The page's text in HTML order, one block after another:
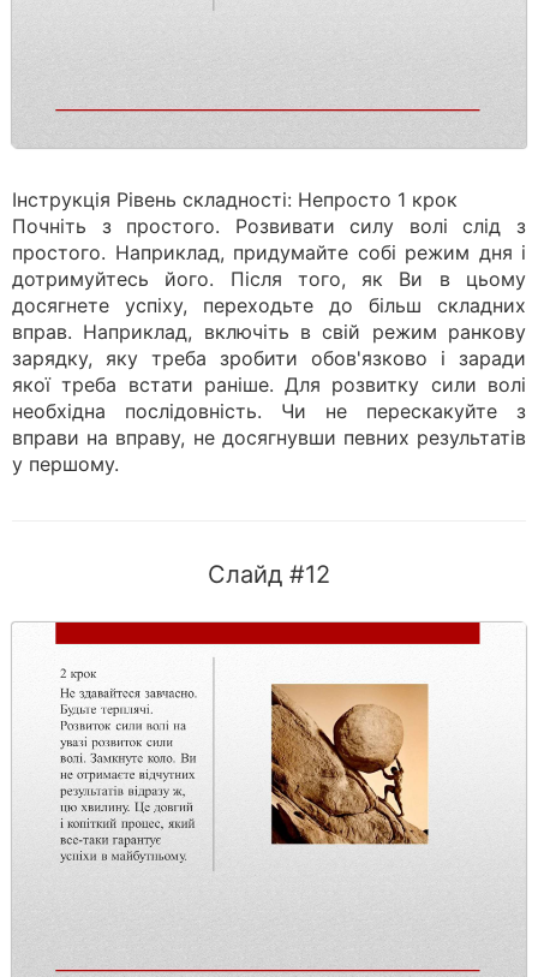
Інструкція Рівень складності: Непросто 1 крок
Почніть з простого. Розвивати силу волі слід з
простого. Наприклад, придумайте собі режим дня і
дотримуйтесь його. Після того, як Ви в цьому
досягнете успіху, переходьте до більш складних
вправ. Наприклад, включіть в свій режим ранкову
зарядку, яку треба зробити обов'язково і заради
якої треба встати раніше. Для розвитку сили волі
необхідна послідовність. Чи не перескакуйте з
вправи на вправу, не досягнувши певних результатів
у першому.
Слайд #12